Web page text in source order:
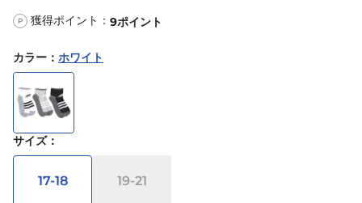
P 獲得ポイント： 9ポイント
カラー ： ホワイト
サイズ：
17-18 19-21